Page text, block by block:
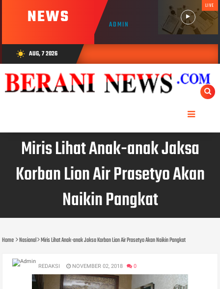
NEWS ADMIN
LIVE
wb_sunny AUG, 7 2026
Miris Lihat Anak-anak Jaksa
Korban Lion Air Prasetyo Akan
Naikin Pangkat
Home Nasional Miris Lihat Anak-anak Jaksa Korban Lion Air Prasetyo Akan Naikin Pangkat
REDAKSI NOVEMBER 02, 2018 0